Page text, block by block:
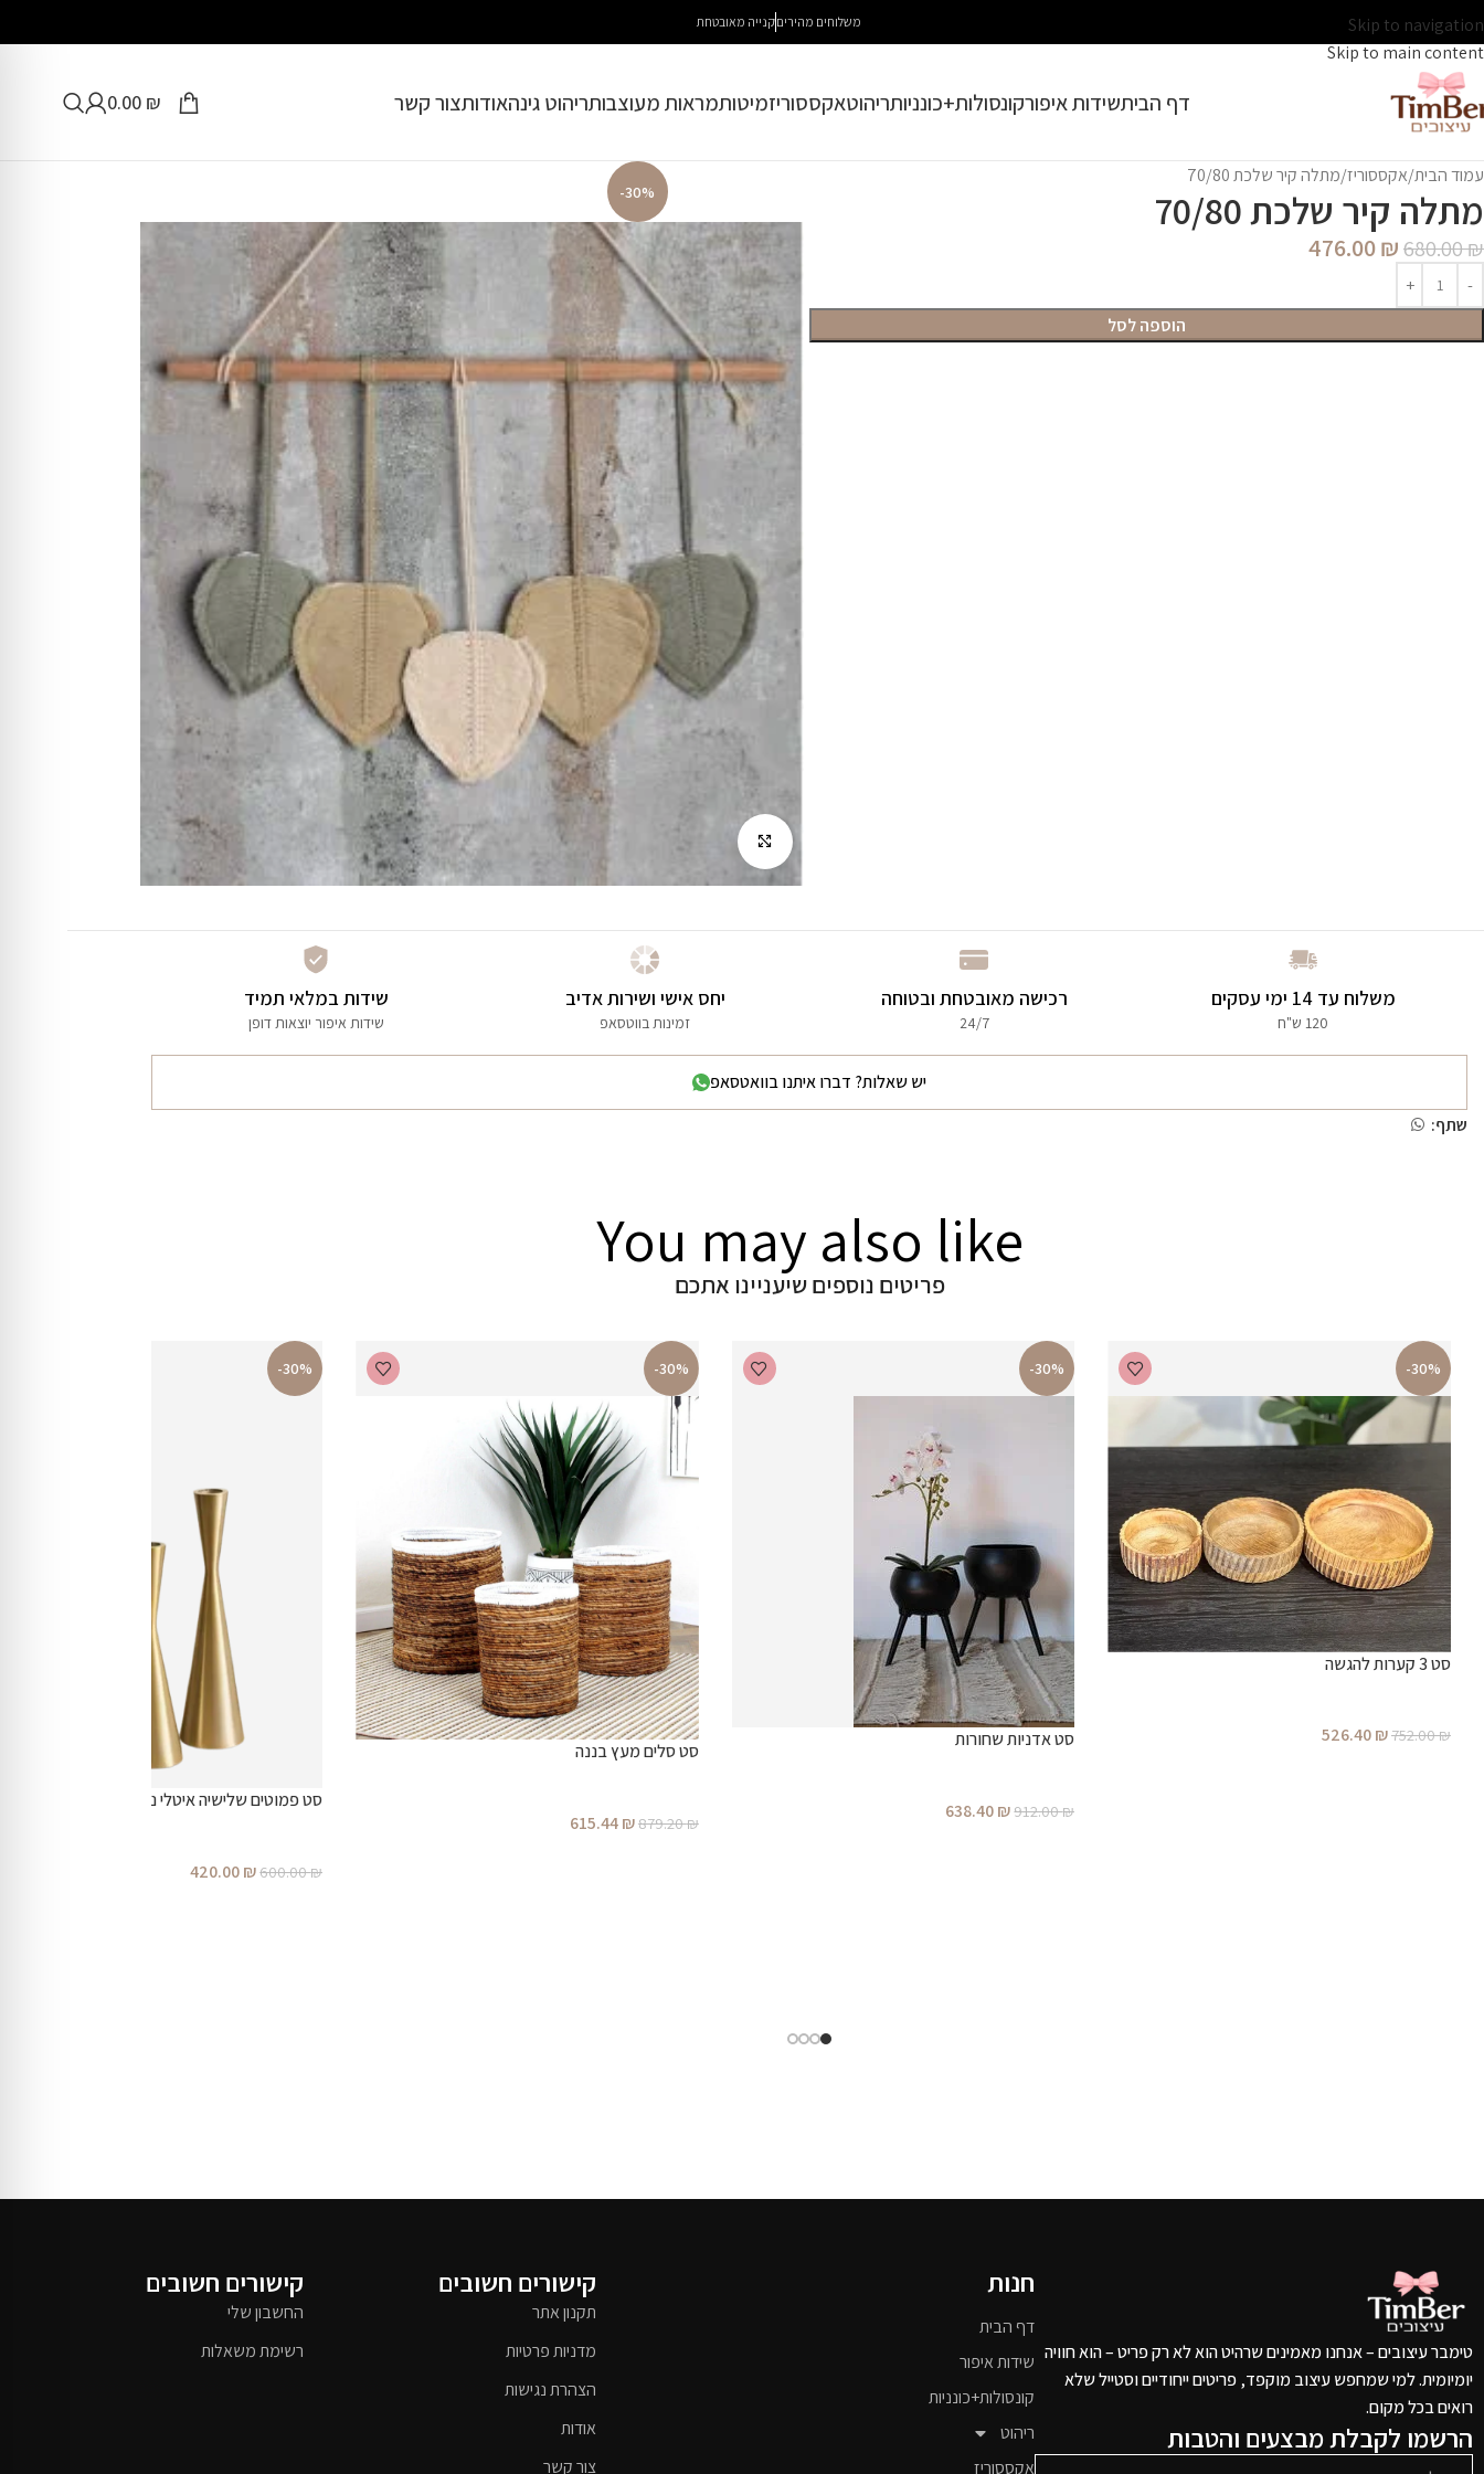
Skip to navigation
Skip to main content
משלוחים מהיריםקנייה מאובטחת
דף הביתשידות איפורקונסולות+כונניותריהוטאקססוריזמיטותמראות מעוצבותריהוט גינהאודותצור קשר 0.00 ₪
עמוד הבית אקססוריז מתלה קיר שלכת 70/80
מתלה קיר שלכת 70/80
680.00₪
476.00₪
הוספה לסל
-30%
משלוח עד 14 ימי עסקים
120 ש"ח
רכישה מאובטחת ובטוחה
24/7
יחס אישי ושירות אדיב
זמינות בווטסאפ
שידות במלאי תמיד
שידות איפור יוצאות דופן
יש שאלות? דברו איתנו בוואטסאפ
שתף:
You may also like
פריטים נוספים שיעניינו אתכם
-30%
סט 3 קערות להגשה
752.00₪
526.40₪
-30%
סט אדניות שחורות
912.00₪
638.40₪
-30%
סט סלים מעץ בננה
879.20₪
615.44₪
-30%
סט פמוטים שלישיה איטלי נחושת
600.00₪
420.00₪
טימבר עיצובים – אנחנו מאמינים שרהיט הוא לא רק פריט – הוא חוויה
יומיומית. למי שמחפש עיצוב מוקפד, פריטים ייחודיים וסטייל שלא
רואים בכל מקום.
הרשמו לקבלת מבצעים והטבות
חנות
דף הבית
שידות איפור
קונסולות+כונניות
ריהוט
אקססוריז
קישורים חשובים
תקנון אתר
מדניות פרטיות
הצהרת נגישות
אודות
צור קשר
קישורים חשובים
החשבון שלי
רשימת משאלות